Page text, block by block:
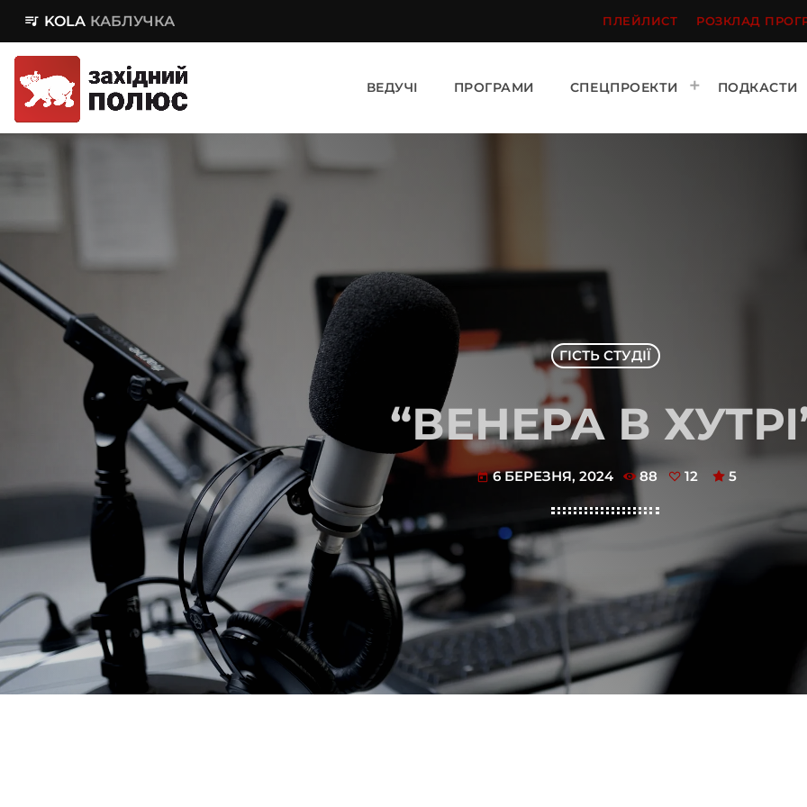
queue_music KOLA КАБЛУЧКА ПЛЕЙЛИСТ РОЗКЛАД
ВЕДУЧІ ПРОГРАМИ СПЕЦПРОЕКТИ ПОДКАСТИ
ГІСТЬ СТУДІЇ
“ВЕНЕРА В
today 6 БЕРЕЗНЯ, 2024 88 12 5